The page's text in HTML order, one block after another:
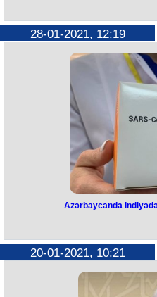
28-01-2021, 12:19
Azərbaycanda
20-01-2021, 10:21